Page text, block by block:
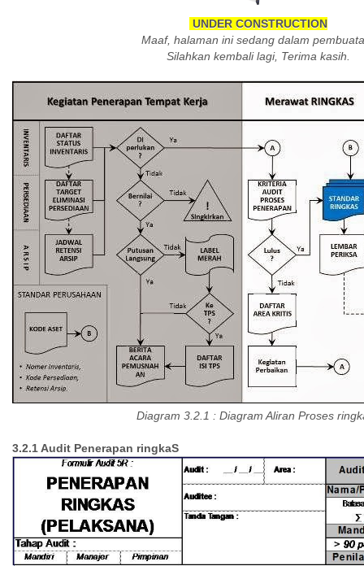
UNDER CONSTRUCTION
Maaf, halaman ini sedang dalam
Silahkan kembali lagi, Terima kasih.
Diagram 3.2.1 : Diagram Aliran Proses
3.2.1 Audit Penerapan ringkaS